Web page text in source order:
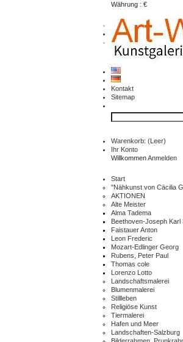
Währung : €
€
£
Kontakt
Sitemap
Warenkorb: (Leer)
Ihr Konto
WillkommenAnmelden
Start
"Nähkunst von Cäcilia
AKTIONEN
Alte Meister
Alma Tadema
Beethoven-Joseph Karl
Faistauer Anton
Leon Frederic
Mozart-Edlinger Georg
Rubens, Peter Paul
Thomas cole
Lorenzo Lotto
Landschaftsmalerei
Blumenmalerei
Stillleben
Religiöse Kunst
Tiermalerei
Hafen und Meer
Landschaften-Salzburg